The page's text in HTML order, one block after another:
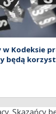
w Kodeksie
będą